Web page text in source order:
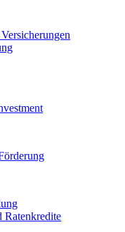
Ratenkredite